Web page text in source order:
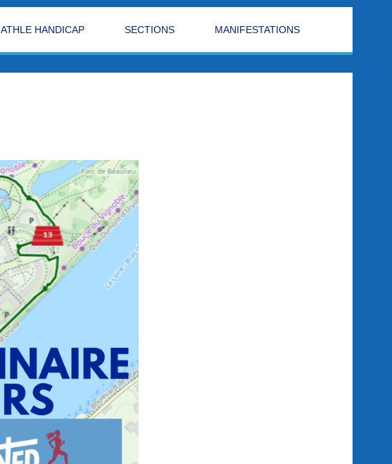
ATHLE HANDICAP SECTIONS MANIFESTATIONS